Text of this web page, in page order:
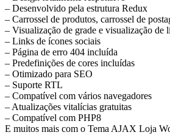
– Desenvolvido pela estrutura Redux
– Carrossel de produtos, carrossel de
– Visualização de grade e visualização de
– Links de ícones sociais
– Página de erro 404 incluída
– Predefinições de cores incluídas
– Otimizado para SEO
– Suporte RTL
– Compatível com vários navegadores
– Atualizações vitalícias gratuitas
– Compatível com PHP8
E muitos mais com o Tema AJAX Loja